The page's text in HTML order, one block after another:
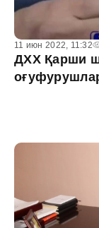
11 июн 2022, 11:32
ДХХ Қарши